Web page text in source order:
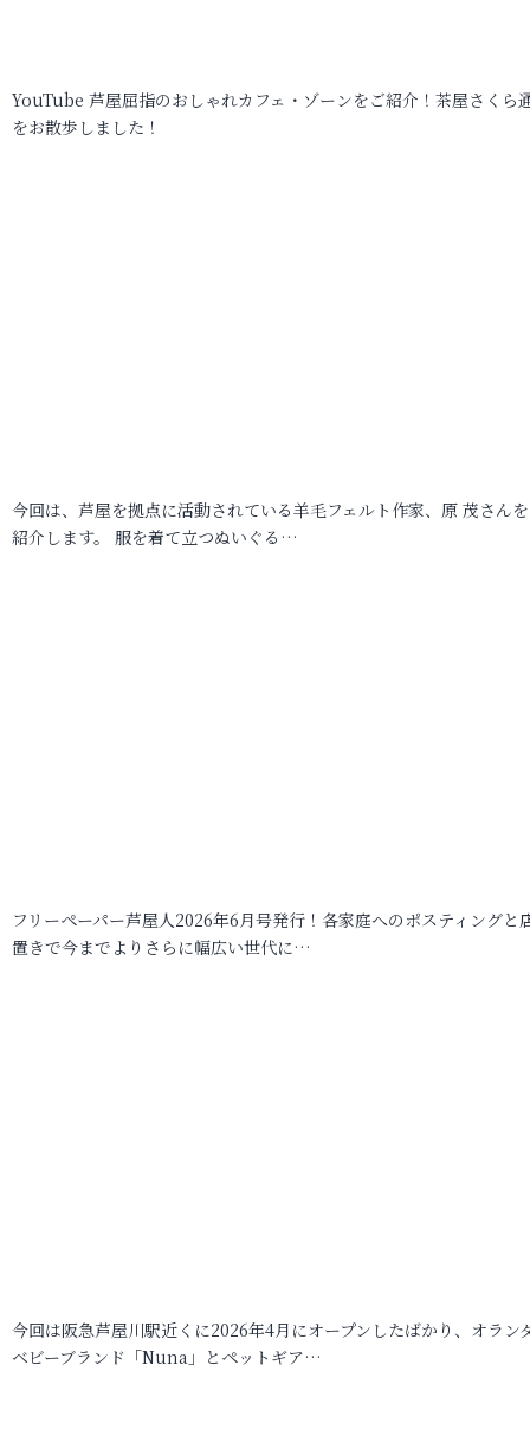
YouTube 芦屋屈指のおしゃれカフェ・ゾーンをご紹介！茶屋さくら
をお散歩しました！
今回は、芦屋を拠点に活動されている羊毛フェルト作家、原 茂さん
紹介します。 服を着て立つぬいぐる…
フリーペーパー芦屋人2026年6月号発行！各家庭へのポスティングと
置きで今までよりさらに幅広い世代に…
今回は阪急芦屋川駅近くに2026年4月にオープンしたばかり、オラン
ベビーブランド「Nuna」とペットギア…